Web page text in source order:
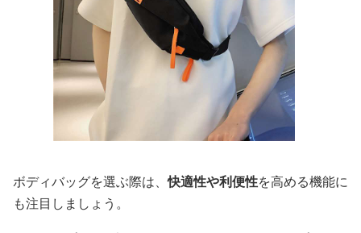
ボディバッグを選ぶ際は、快適性や利便性を高める機能に
も注目しましょう。